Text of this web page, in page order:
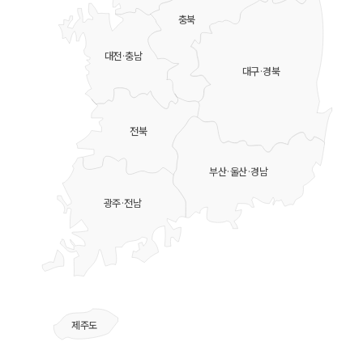
충북
대전·충남
대구·경북
부산·울산·경남
전북
광주·전남
제주도